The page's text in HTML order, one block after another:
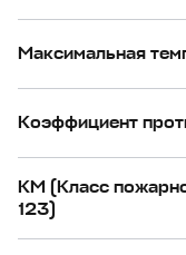
Максимальная
Коэффициент
КМ (Класс
123)